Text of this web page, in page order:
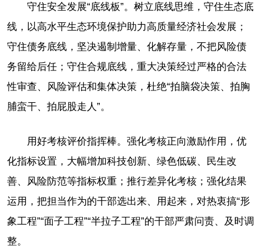
守住安全发展“底线板”。树立底线思维，守住生态底
线，以高水平生态环境保护助力高质量经济社会发展；
守住债务底线，坚决遏制增量、化解存量，不把风险债
务留给后任；守住合规底线，重大决策经过严格的合法
性审查、风险评估和集体决策，杜绝“拍脑袋决策、拍胸
脯蛮干、拍屁股走人”。
用好考核评价指挥棒。强化考核正向激励作用，优
化指标设置，大幅增加科技创新、绿色低碳、民生改
善、风险防范等指标权重；推行差异化考核；强化结果
运用，把担当作为的干部选出来、用起来，对热衷搞“形
象工程”“面子工程”“半拉子工程”的干部严肃问责、及时调
整。